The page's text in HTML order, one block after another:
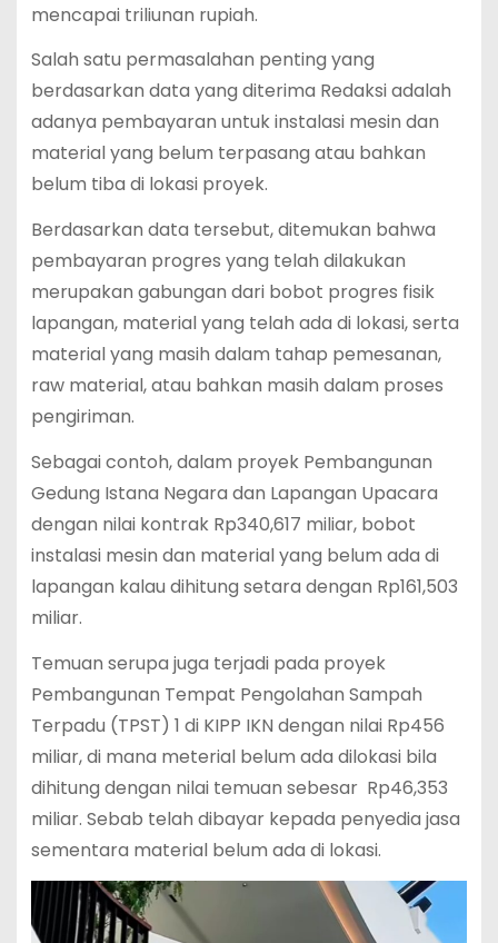
mencapai triliunan rupiah.
Salah satu permasalahan penting yang
berdasarkan data yang diterima Redaksi adalah
adanya pembayaran untuk instalasi mesin dan
material yang belum terpasang atau bahkan
belum tiba di lokasi proyek.
Berdasarkan data tersebut, ditemukan bahwa
pembayaran progres yang telah dilakukan
merupakan gabungan dari bobot progres fisik
lapangan, material yang telah ada di lokasi, serta
material yang masih dalam tahap pemesanan,
raw material, atau bahkan masih dalam proses
pengiriman.
Sebagai contoh, dalam proyek Pembangunan
Gedung Istana Negara dan Lapangan Upacara
dengan nilai kontrak Rp340,617 miliar, bobot
instalasi mesin dan material yang belum ada di
lapangan kalau dihitung setara dengan Rp161,503
miliar.
Temuan serupa juga terjadi pada proyek
Pembangunan Tempat Pengolahan Sampah
Terpadu (TPST) 1 di KIPP IKN dengan nilai Rp456
miliar, di mana meterial belum ada dilokasi bila
dihitung dengan nilai temuan sebesar Rp46,353
miliar. Sebab telah dibayar kepada penyedia jasa
sementara material belum ada di lokasi.